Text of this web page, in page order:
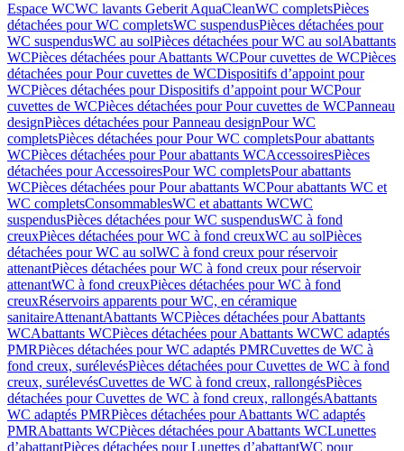
Espace WCWC lavants Geberit AquaCleanWC completsPièces
détachées pour WC completsWC suspendusPièces détachées pour
WC suspendusWC au solPièces détachées pour WC au solAbattants
WCPièces détachées pour Abattants WCPour cuvettes de WCPièces
détachées pour Pour cuvettes de WCDispositifs d’appoint pour
WCPièces détachées pour Dispositifs d’appoint pour WCPour
cuvettes de WCPièces détachées pour Pour cuvettes de WCPanneau
designPièces détachées pour Panneau designPour WC
completsPièces détachées pour Pour WC completsPour abattants
WCPièces détachées pour Pour abattants WCAccessoiresPièces
détachées pour AccessoiresPour WC completsPour abattants
WCPièces détachées pour Pour abattants WCPour abattants WC et
WC completsConsommablesWC et abattants WCWC
suspendusPièces détachées pour WC suspendusWC à fond
creuxPièces détachées pour WC à fond creuxWC au solPièces
détachées pour WC au solWC à fond creux pour réservoir
attenantPièces détachées pour WC à fond creux pour réservoir
attenantWC à fond creuxPièces détachées pour WC à fond
creuxRéservoirs apparents pour WC, en céramique
sanitaireAttenantAbattants WCPièces détachées pour Abattants
WCAbattants WCPièces détachées pour Abattants WCWC adaptés
PMRPièces détachées pour WC adaptés PMRCuvettes de WC à
fond creux, surélevésPièces détachées pour Cuvettes de WC à fond
creux, surélevésCuvettes de WC à fond creux, rallongésPièces
détachées pour Cuvettes de WC à fond creux, rallongésAbattants
WC adaptés PMRPièces détachées pour Abattants WC adaptés
PMRAbattants WCPièces détachées pour Abattants WCLunettes
d’abattantPièces détachées pour Lunettes d’abattantWC pour